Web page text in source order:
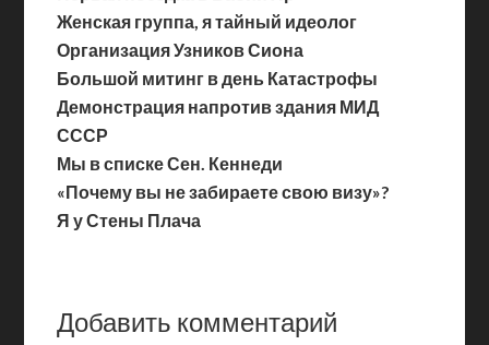
Женская группа, я тайный идеолог
Организация Узников Сиона
Большой митинг в день Катастрофы
Демонстрация напротив здания МИД
СССР
Мы в списке Сен. Кеннеди
«Почему вы не забираете свою визу»?
Я у Стены Плача
Добавить комментарий